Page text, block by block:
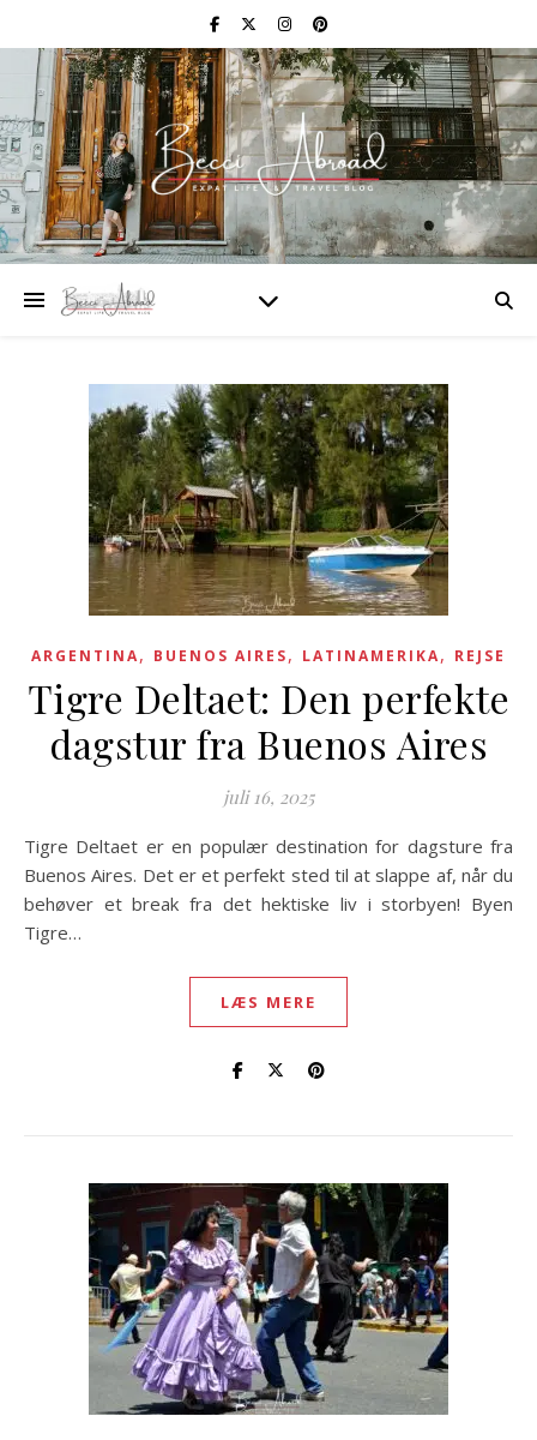
ARGENTINA, BUENOS AIRES, LATINAMERIKA, REJSE
Tigre Deltaet: Den perfekte
dagstur fra Buenos Aires
juli 16, 2025
Tigre Deltaet er en populær destination for dagsture fra
Buenos Aires. Det er et perfekt sted til at slappe af, når du
behøver et break fra det hektiske liv i storbyen! Byen
Tigre…
LÆS MERE